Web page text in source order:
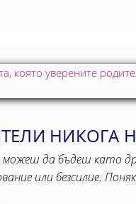
НИКОГА
да бъдеш като
или безсилие.